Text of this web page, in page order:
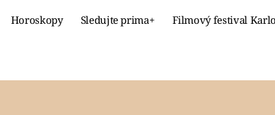
Horoskopy Sledujte prima+ Filmový festival